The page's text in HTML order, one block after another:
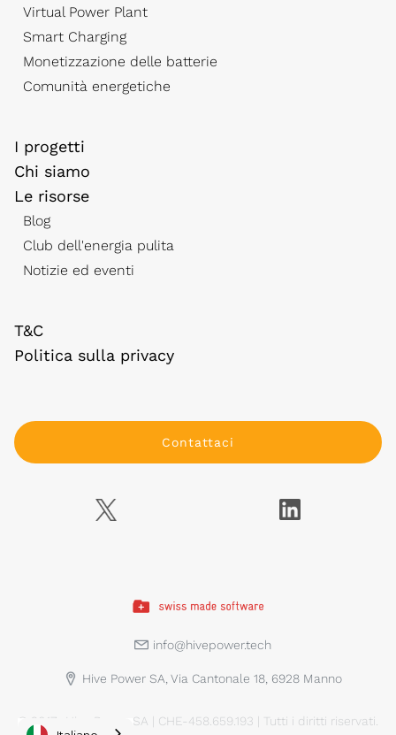
Virtual Power Plant
Smart Charging
Monetizzazione delle batterie
Comunità energetiche
I progetti
Chi siamo
Le risorse
Blog
Club dell'energia pulita
Notizie ed eventi
T&C
Politica sulla privacy
Contattaci
info@hivepower.tech
Hive Power SA, Via Cantonale 18, 6928 Manno
© 2017- Hive Power SA | CHE-458.659.193 | Tutti i diritti riservati.